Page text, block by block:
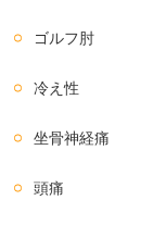
ゴルフ肘
冷え性
坐骨神経痛
頭痛